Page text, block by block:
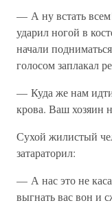
— А ну встать
ударил ногой в
начали
голосом заплакал
— Куда же нам
крова. Ваш хозяин
Сухой жилистый
затараторил:
— А нас это не
выгнать вас вон и